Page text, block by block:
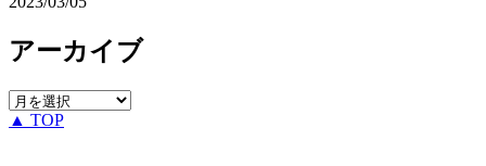
アーカイブ
▲ TOP